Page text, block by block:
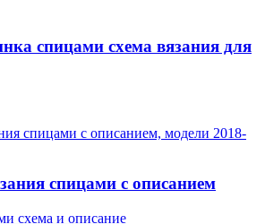
спицами схема вязания для
спицами с описанием
схема и описание